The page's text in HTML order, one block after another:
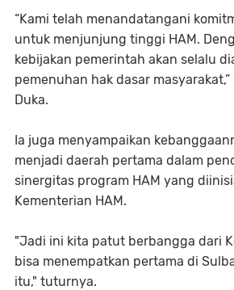
“Kami telah menandatangani
untuk menjunjung tinggi HAM.
kebijakan pemerintah akan selalu
pemenuhan hak dasar
Duka.
Ia juga menyampaikan
menjadi daerah pertama dalam
sinergitas program HAM yang
Kementerian HAM.
"Jadi ini kita patut berbangga dari
bisa menempatkan pertama di
itu," tuturnya.